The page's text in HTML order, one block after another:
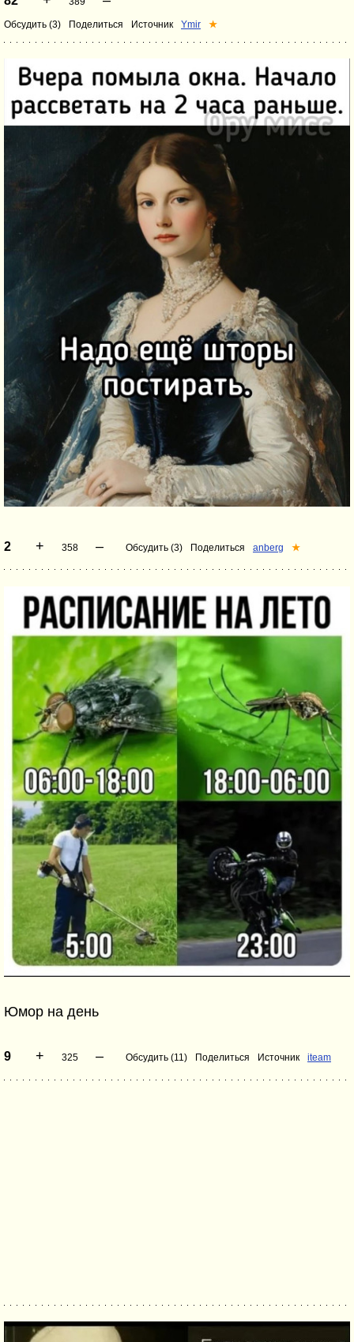
Обсудить (3) Поделиться Источник Ymir ★
2 + 358 – Обсудить (3) Поделиться anberg ★
Юмор на день
9 + 325 – Обсудить (11) Поделиться Источник iteam